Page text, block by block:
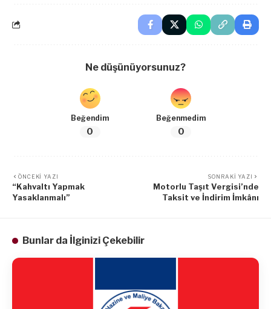
Ne düşünüyorsunuz?
Beğendim
0
Beğenmedim
0
ÖNCEKI YAZI
“Kahvaltı Yapmak
Yasaklanmalı”
SONRAKI YAZI
Motorlu Taşıt Vergisi’nde
Taksit ve İndirim İmkânı
Bunlar da İlginizi Çekebilir